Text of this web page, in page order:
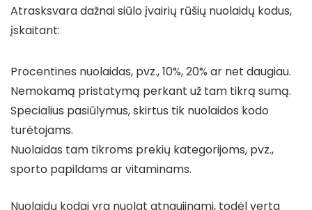
Atrasksvara dažnai siūlo įvairių rūšių nuolaidų kodus,
įskaitant:
Procentines nuolaidas, pvz., 10%, 20% ar net daugiau.
Nemokamą pristatymą perkant už tam tikrą sumą.
Specialius pasiūlymus, skirtus tik nuolaidos kodo
turėtojams.
Nuolaidas tam tikroms prekių kategorijoms, pvz.,
sporto papildams ar vitaminams.
Nuolaidų kodai yra nuolat atnaujinami, todėl verta